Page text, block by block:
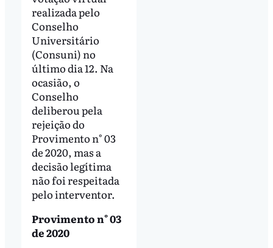
realizada pelo
Conselho
Universitário
(Consuni) no
último dia 12. Na
ocasião, o
Conselho
deliberou pela
rejeição do
Provimento n° 03
de 2020, mas a
decisão legítima
não foi respeitada
pelo interventor.
Provimento n° 03
de 2020